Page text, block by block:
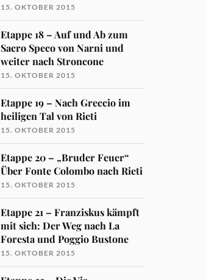
15. OKTOBER 2015
Etappe 18 – Auf und Ab zum
Sacro Speco von Narni und
weiter nach Stroncone
15. OKTOBER 2015
Etappe 19 – Nach Greccio im
heiligen Tal von Rieti
15. OKTOBER 2015
Etappe 20 – „Bruder Feuer“
Über Fonte Colombo nach Rieti
15. OKTOBER 2015
Etappe 21 – Franziskus kämpft
mit sich: Der Weg nach La
Foresta und Poggio Bustone
15. OKTOBER 2015